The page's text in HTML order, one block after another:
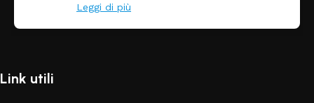
Leggi di più
Link utili